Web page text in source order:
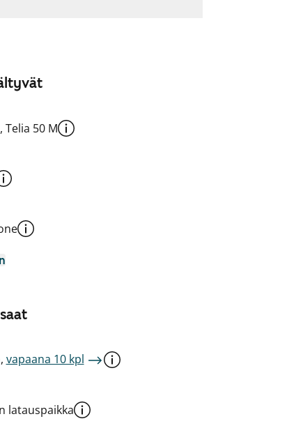
Telia 50 M
vapaana 10 kpl
latauspaikka